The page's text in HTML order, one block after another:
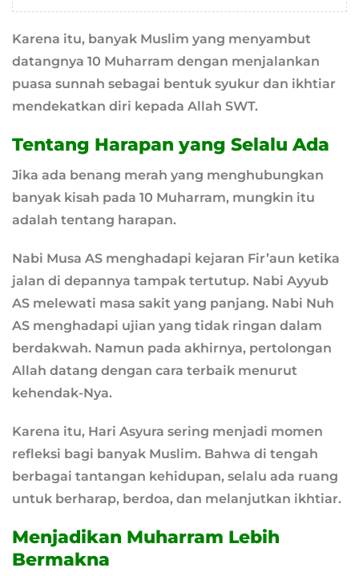
Karena itu, banyak Muslim yang menyambut
datangnya 10 Muharram dengan menjalankan
puasa sunnah sebagai bentuk syukur dan ikhtiar
mendekatkan diri kepada Allah SWT.
Tentang Harapan yang Selalu Ada
Jika ada benang merah yang menghubungkan
banyak kisah pada 10 Muharram, mungkin itu
adalah tentang harapan.
Nabi Musa AS menghadapi kejaran Fir’aun ketika
jalan di depannya tampak tertutup. Nabi Ayyub
AS melewati masa sakit yang panjang. Nabi Nuh
AS menghadapi ujian yang tidak ringan dalam
berdakwah. Namun pada akhirnya, pertolongan
Allah datang dengan cara terbaik menurut
kehendak-Nya.
Karena itu, Hari Asyura sering menjadi momen
refleksi bagi banyak Muslim. Bahwa di tengah
berbagai tantangan kehidupan, selalu ada ruang
untuk berharap, berdoa, dan melanjutkan ikhtiar.
Menjadikan Muharram Lebih
Bermakna